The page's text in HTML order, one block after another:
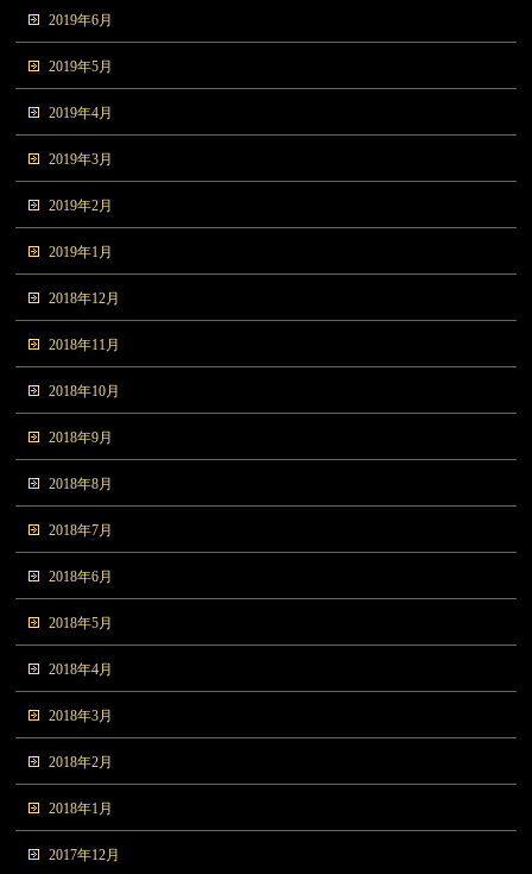
2019年6月
2019年5月
2019年4月
2019年3月
2019年2月
2019年1月
2018年12月
2018年11月
2018年10月
2018年9月
2018年8月
2018年7月
2018年6月
2018年5月
2018年4月
2018年3月
2018年2月
2018年1月
2017年12月